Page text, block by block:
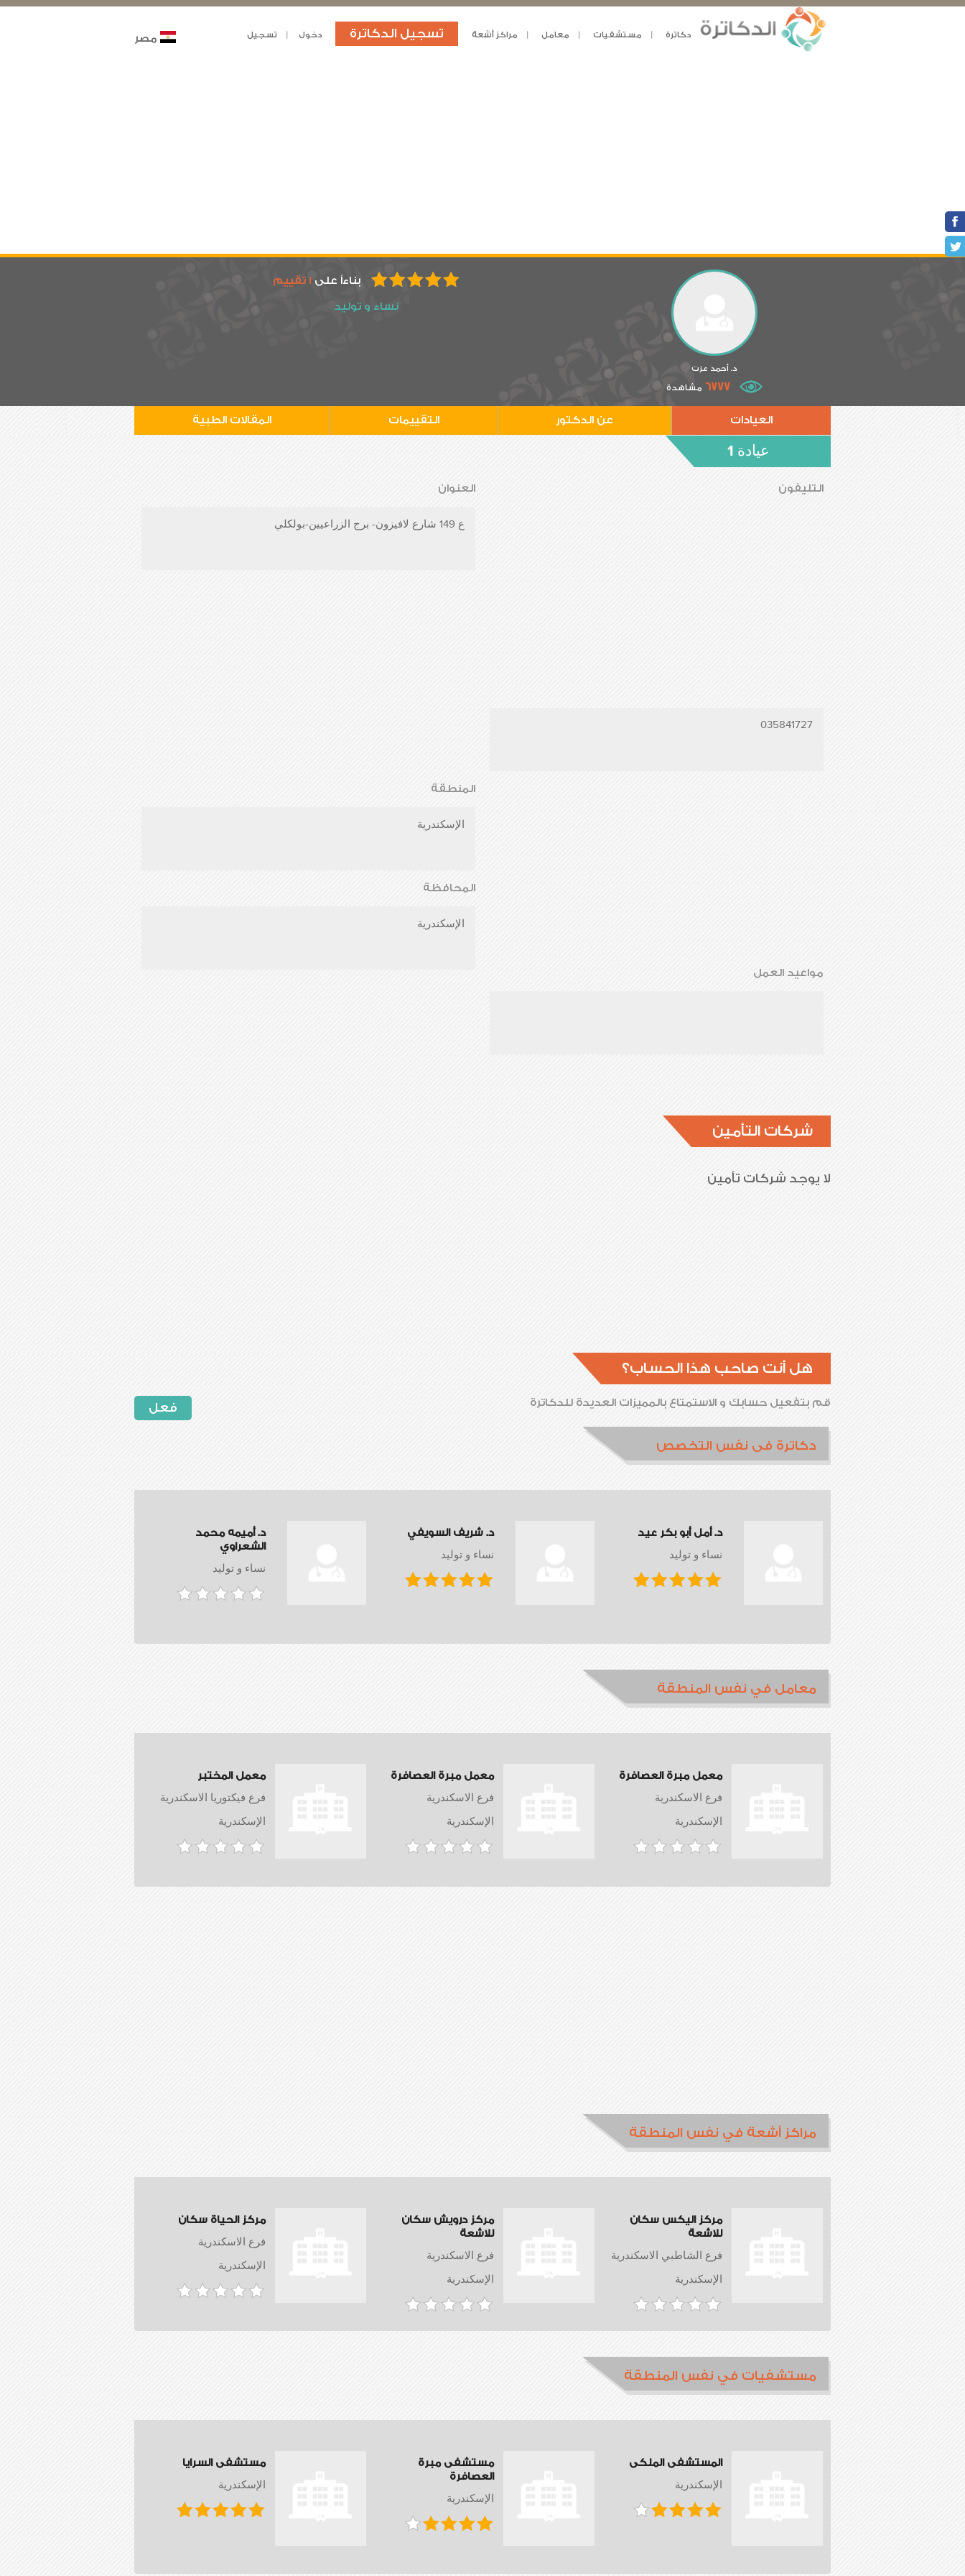
دكاترة مستشفيات معامل مراكز أشعة تسجيل الدكاترة دخول تسجيل مصر
د. أحمد عزت
6777 مشاهدة
بناءاً على 1 تقييم
نساء و توليد
العيادات عن الدكتور التقييمات المقالات الطبية
عيادة 1
التليفون
035841727
مواعيد العمل
العنوان
ع 149 شارع لافيزون- برج الزراعيين-بولكلي
المنطقة
الإسكندرية
المحافظة
الإسكندرية
شركات التأمين
لا يوجد شركات تأمين
هل أنت صاحب هذا الحساب؟
فعل قم بتفعيل حسابك و الاستمتاع بالمميزات العديدة للدكاترة
دكاترة فى نفس التخصص
د. أميمه محمد
الشعراوي
نساء و توليد
د. شريف السويفي
نساء و توليد
د. أمل أبو بكر عيد
نساء و توليد
معامل في نفس المنطقة
معمل المختبر
فرع فيكتوريا الاسكندرية
الإسكندرية
معمل مبرة العصافرة
فرع الاسكندرية
الإسكندرية
معمل مبرة العصافرة
فرع الاسكندرية
الإسكندرية
مراكز أشعة في نفس المنطقة
مركز الحياة سكان
فرع الاسكندرية
الإسكندرية
مركز درويش سكان
للاشعة
فرع الاسكندرية
الإسكندرية
مركز اليكس سكان
للاشعة
فرع الشاطبي الاسكندرية
الإسكندرية
مستشفيات في نفس المنطقة
مستشفى السرايا
الإسكندرية
مستشفى مبرة
العصافرة
الإسكندرية
المستشفى الملكى
الإسكندرية